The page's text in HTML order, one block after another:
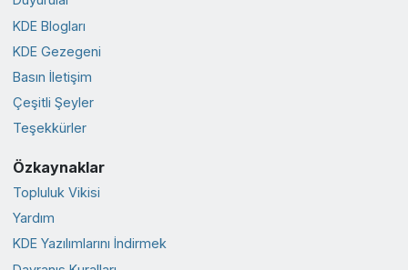
KDE Blogları
KDE Gezegeni
Basın İletişim
Çeşitli Şeyler
Teşekkürler
Özkaynaklar
Topluluk Vikisi
Yardım
KDE Yazılımlarını İndirmek